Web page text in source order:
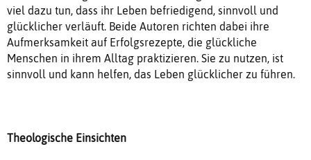
viel dazu tun, dass ihr Leben befriedigend, sinnvoll und
glücklicher verläuft. Beide Autoren richten dabei ihre
Aufmerksamkeit auf Erfolgsrezepte, die glückliche
Menschen in ihrem Alltag praktizieren. Sie zu nutzen, ist
sinnvoll und kann helfen, das Leben glücklicher zu führen.
Theologische Einsichten